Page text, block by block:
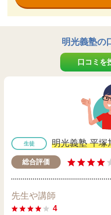
明光義塾の
口コミを
生徒 明光義塾 平塚
総合評価
先生や講師
4